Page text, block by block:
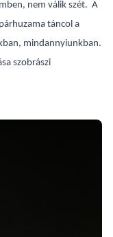
nem válik szét. A
táncol a
mindannyiunkban.
szobrászi